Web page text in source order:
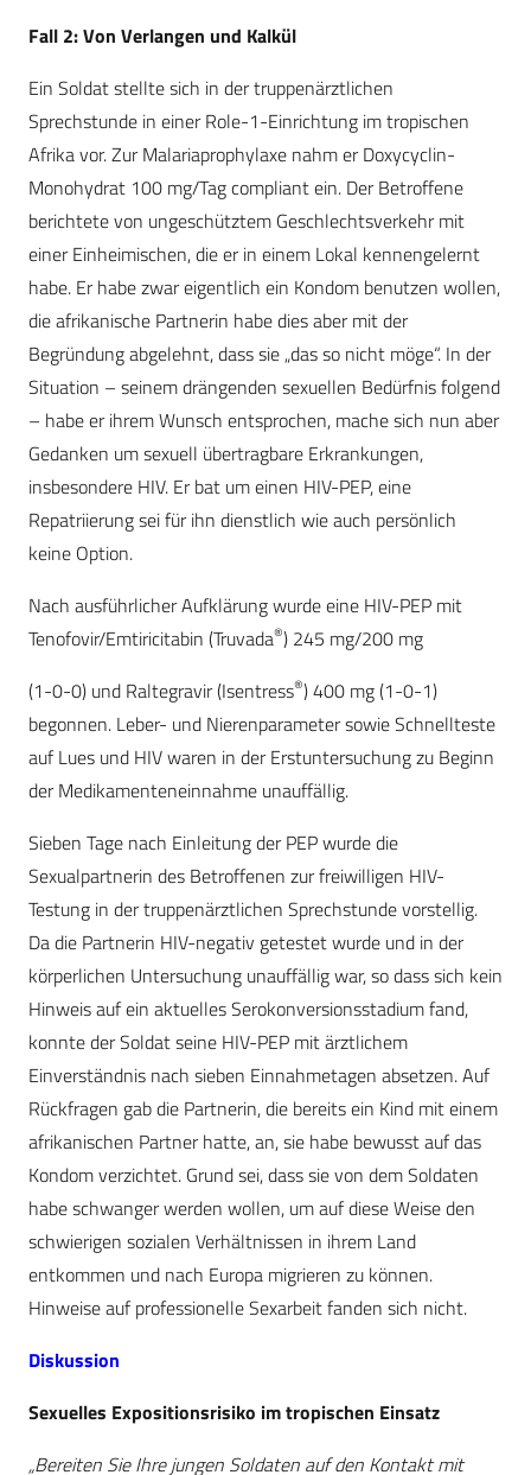
Fall 2: Von Verlangen und Kalkül
Ein Soldat stellte sich in der truppenärztlichen
Sprechstunde in einer Role-1-Einrichtung im tropischen
Afrika vor. Zur Malariaprophylaxe nahm er Doxycyclin-
Monohydrat 100 mg/Tag compliant ein. Der Betroffene
berichtete von ungeschütztem Geschlechtsverkehr mit
einer Einheimischen, die er in einem Lokal kennengelernt
habe. Er habe zwar eigentlich ein Kondom benutzen wollen,
die afrikanische Partnerin habe dies aber mit der
Begründung abgelehnt, dass sie „das so nicht möge“. In der
Situation – seinem drängenden sexuellen Bedürfnis folgend
– habe er ihrem Wunsch entsprochen, mache sich nun aber
Gedanken um sexuell übertragbare Erkrankungen,
insbesondere HIV. Er bat um einen HIV-PEP, eine
Repatriierung sei für ihn dienstlich wie auch persönlich
keine Option.
Nach ausführlicher Aufklärung wurde eine HIV-PEP mit
Tenofovir/Emtiricitabin (Truvada®) 245 mg/200 mg
(1-0-0) und Raltegravir (Isentress®) 400 mg (1-0-1)
begonnen. Leber- und Nierenparameter sowie Schnellteste
auf Lues und HIV waren in der Erstuntersuchung zu Beginn
der Medikamenteneinnahme unauffällig.
Sieben Tage nach Einleitung der PEP wurde die
Sexualpartnerin des Betroffenen zur freiwilligen HIV-
Testung in der truppenärztlichen Sprechstunde vorstellig.
Da die Partnerin HIV-negativ getestet wurde und in der
körperlichen Untersuchung unauffällig war, so dass sich kein
Hinweis auf ein aktuelles Serokonversionsstadium fand,
konnte der Soldat seine HIV-PEP mit ärztlichem
Einverständnis nach sieben Einnahmetagen absetzen. Auf
Rückfragen gab die Partnerin, die bereits ein Kind mit einem
afrikanischen Partner hatte, an, sie habe bewusst auf das
Kondom verzichtet. Grund sei, dass sie von dem Soldaten
habe schwanger werden wollen, um auf diese Weise den
schwierigen sozialen Verhältnissen in ihrem Land
entkommen und nach Europa migrieren zu können.
Hinweise auf professionelle Sexarbeit fanden sich nicht.
Diskussion
Sexuelles Expositionsrisiko im tropischen Einsatz
„Bereiten Sie Ihre jungen Soldaten auf den Kontakt mit